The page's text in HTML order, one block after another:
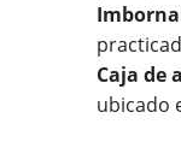
Caja de
ubicado